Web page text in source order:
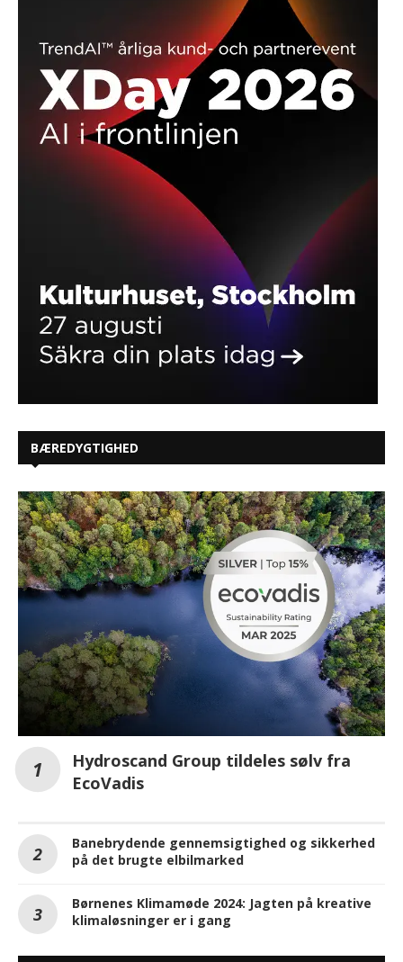
BÆREDYGTIGHED
Hydroscand Group tildeles sølv fra
EcoVadis
Banebrydende gennemsigtighed og sikkerhed
på det brugte elbilmarked
Børnenes Klimamøde 2024: Jagten på kreative
klimaløsninger er i gang